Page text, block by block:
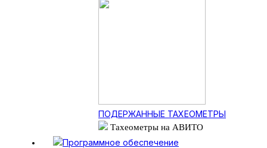
ПОДЕРЖАННЫЕ ТАХЕОМЕТРЫ
Тахеометры на АВИТО
Программное обеспечение